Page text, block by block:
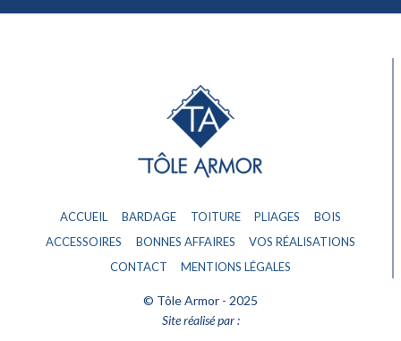
ACCUEIL BARDAGE TOITURE PLIAGES
BOIS
ACCESSOIRES
BONNES AFFAIRES
VOS RÉALISATIONS
CONTACT
MENTIONS LÉGALES
© Tôle Armor - 2025
Site réalisé par :